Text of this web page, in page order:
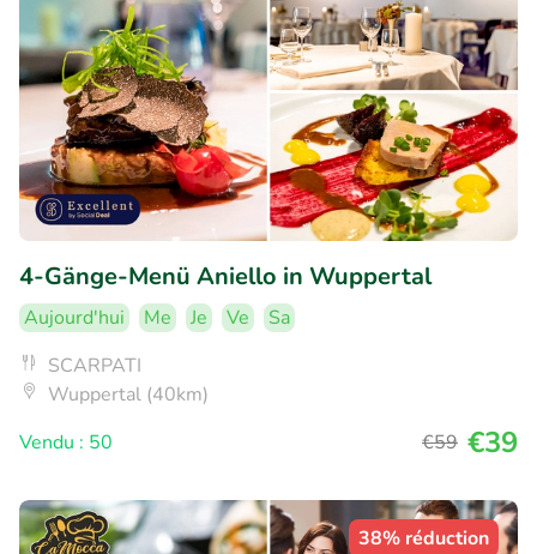
4-Gänge-Menü Aniello in Wuppertal
Aujourd'hui Me Je Ve
Sa
SCARPATI
Wuppertal (40km)
Vendu : 50
€59 €39
38% réduction